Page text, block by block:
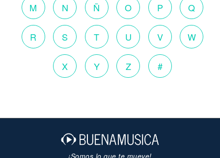
M N Ñ O P Q
R S T U V W
X Y Z #
¡Somos lo que te mueve!